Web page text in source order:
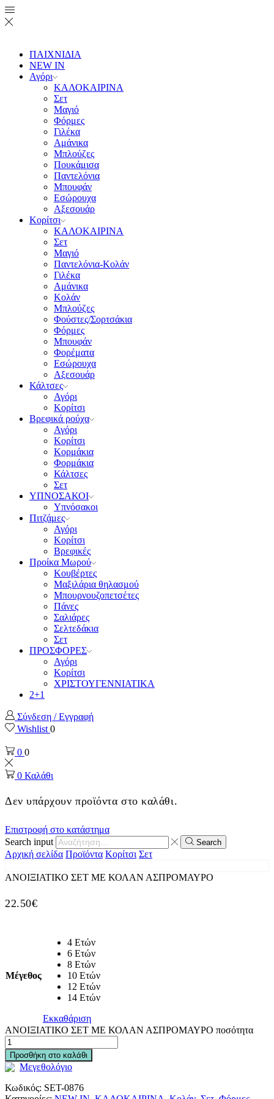
ΠΑΙΧΝΙΔΙΑ
NEW IN
Αγόρι
ΚΑΛΟΚΑΙΡΙΝΑ
Σετ
Μαγιό
Φόρμες
Γιλέκα
Αμάνικα
Μπλούζες
Πουκάμισα
Παντελόνια
Μπουφάν
Εσώρουχα
Αξεσουάρ
Κορίτσι
ΚΑΛΟΚΑΙΡΙΝΑ
Σετ
Μαγιό
Παντελόνια-Κολάν
Γιλέκα
Αμάνικα
Κολάν
Μπλούζες
Φούστες/Σορτσάκια
Φόρμες
Μπουφάν
Φορέματα
Εσώρουχα
Αξεσουάρ
Κάλτσες
Αγόρι
Κορίτσι
Βρεφικά ρούχα
Αγόρι
Κορίτσι
Κορμάκια
Φορμάκια
Κάλτσες
Σετ
ΥΠΝΟΣΑΚΟΙ
Υπνόσακοι
Πιτζάμες
Αγόρι
Κορίτσι
Βρεφικές
Προίκα Μωρού
Κουβέρτες
Μαξιλάρια θηλασμού
Μπουρνουζοπετσέτες
Πάνες
Σαλιάρες
Σελτεδάκια
Σετ
ΠΡΟΣΦΟΡΕΣ
Αγόρι
Κορίτσι
ΧΡΙΣΤΟΥΓΕΝΝΙΑΤΙΚΑ
2+1
Σύνδεση / Εγγραφή
Wishlist 0
0 0
0 Καλάθι
Δεν υπάρχουν προϊόντα στο καλάθι.
Επιστροφή στο κατάστημα
Search input
Search
Αρχική σελίδα Προϊόντα Κορίτσι Σετ
ΑΝΟΙΞΙΑΤΙΚΟ ΣΕΤ ΜΕ ΚΟΛΑΝ ΑΣΠΡΟΜΑΥΡΟ
22.50€
Μέγεθος
4 Ετών
6 Ετών
8 Ετών
10 Ετών
12 Ετών
14 Ετών
Εκκαθάριση
ΑΝΟΙΞΙΑΤΙΚΟ ΣΕΤ ΜΕ ΚΟΛΑΝ ΑΣΠΡΟΜΑΥΡΟ ποσότητα
Προσθήκη στο καλάθι
Μεγεθολόγιο
Κωδικός: SET-0876